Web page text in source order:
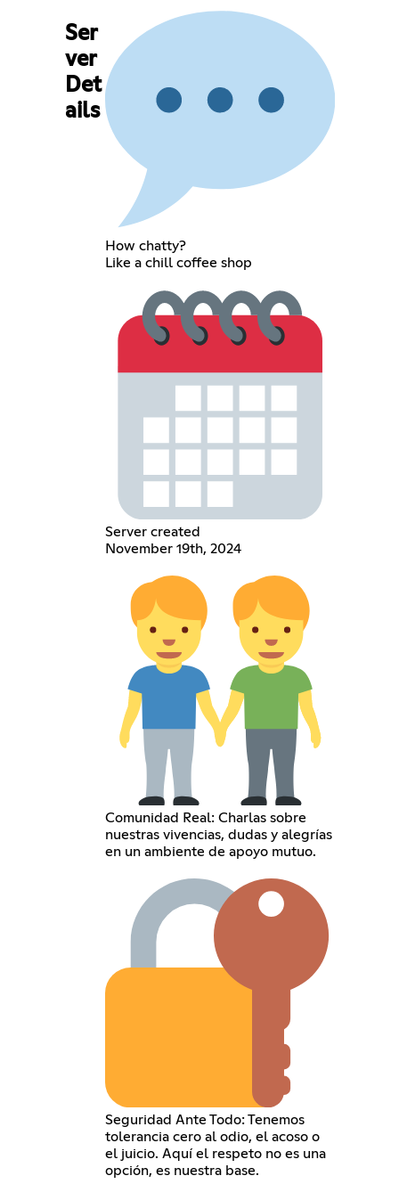
Ser
ver
Det
ails
How chatty?
Like a chill coffee shop
Server created
November 19th, 2024
Comunidad Real: Charlas sobre
nuestras vivencias, dudas y alegrías
en un ambiente de apoyo mutuo.
Seguridad Ante Todo: Tenemos
tolerancia cero al odio, el acoso o
el juicio. Aquí el respeto no es una
opción, es nuestra base.